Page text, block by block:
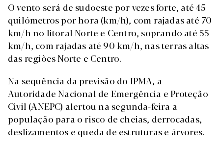
O vento será de sudoeste por vezes forte, até 45
quilómetros por hora (km/h), com rajadas até 70
km/h no litoral Norte e Centro, soprando até 55
km/h, com rajadas até 90 km/h, nas terras altas
das regiões Norte e Centro.
Na sequência da previsão do IPMA, a
Autoridade Nacional de Emergência e Proteção
Civil (ANEPC) alertou na segunda-feira a
população para o risco de cheias, derrocadas,
deslizamentos e queda de estruturas e árvores.